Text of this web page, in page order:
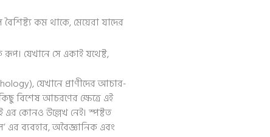
কম থাকে, মেয়েরা যাদের
যেখানে সে একাই যথেষ্ট,
যেখানে প্রাণীদের আচার-
বিশেষ আচরণের ক্ষেত্রে এই
কোনও উল্লেখ নেই। স্পষ্টত
এর ব্যবহার, অবৈজ্ঞানিক এবং